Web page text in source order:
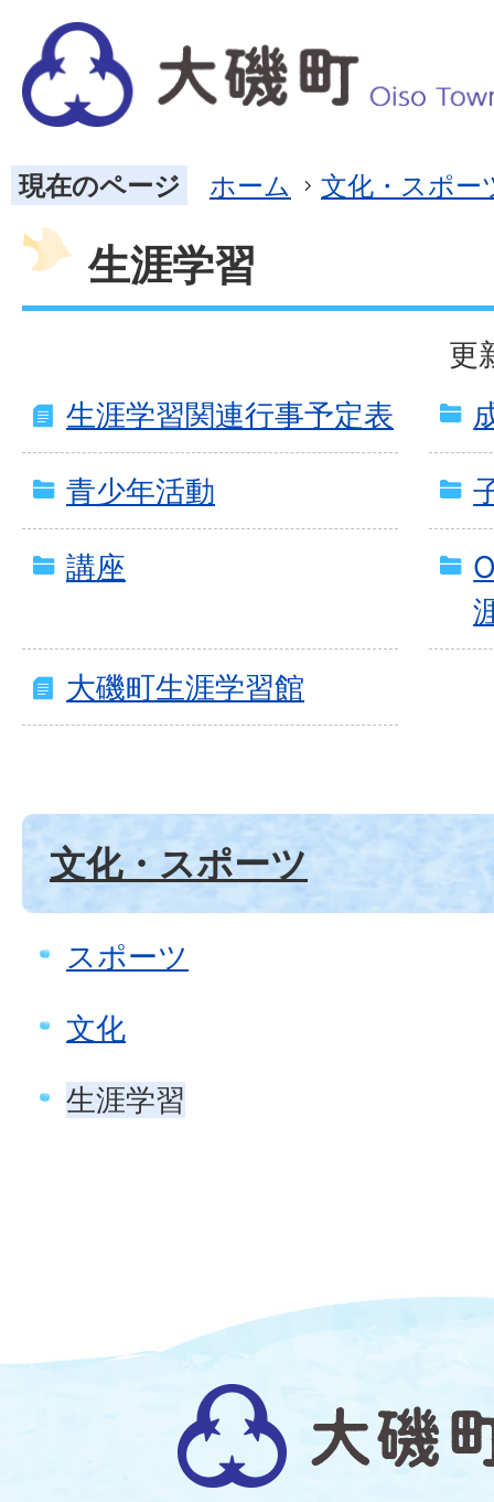
現在のページ ホーム 文化・スポー
生涯学習
更
生涯学習関連行事予定表
青少年活動
講座
大磯町生涯学習館
文化・スポーツ
スポーツ
文化
生涯学習
大
磯